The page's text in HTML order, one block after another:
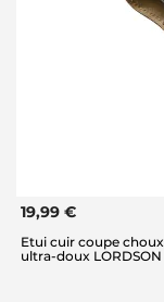
19,99 €
Etui cuir coupe
ultra-doux LORDSON